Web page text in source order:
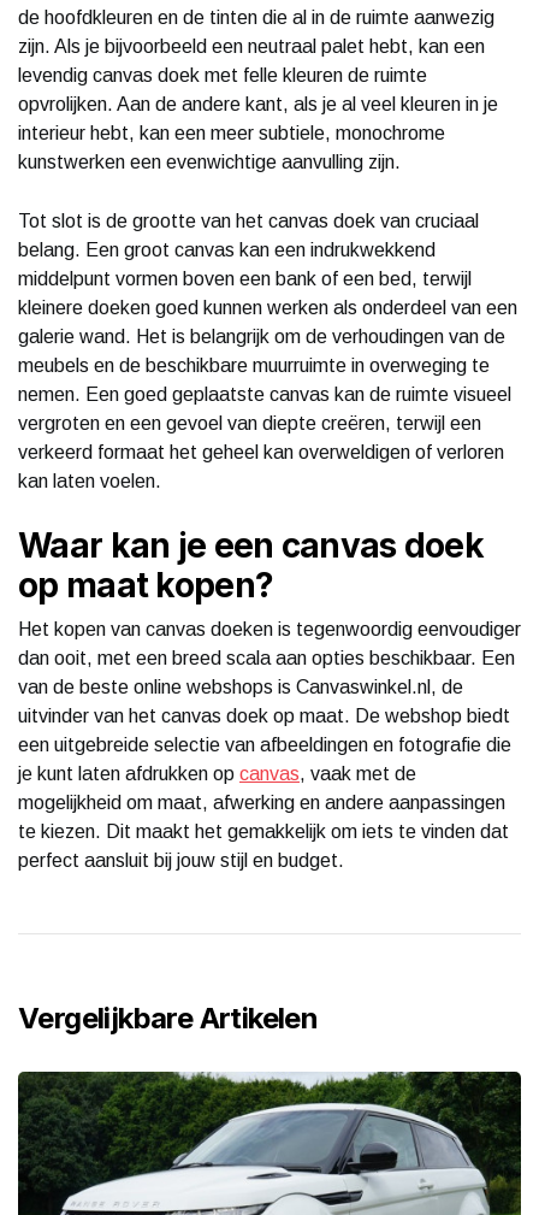
de hoofdkleuren en de tinten die al in de ruimte aanwezig
zijn. Als je bijvoorbeeld een neutraal palet hebt, kan een
levendig canvas doek met felle kleuren de ruimte
opvrolijken. Aan de andere kant, als je al veel kleuren in je
interieur hebt, kan een meer subtiele, monochrome
kunstwerken een evenwichtige aanvulling zijn.
Tot slot is de grootte van het canvas doek van cruciaal
belang. Een groot canvas kan een indrukwekkend
middelpunt vormen boven een bank of een bed, terwijl
kleinere doeken goed kunnen werken als onderdeel van een
galerie wand. Het is belangrijk om de verhoudingen van de
meubels en de beschikbare muurruimte in overweging te
nemen. Een goed geplaatste canvas kan de ruimte visueel
vergroten en een gevoel van diepte creëren, terwijl een
verkeerd formaat het geheel kan overweldigen of verloren
kan laten voelen.
Waar kan je een canvas doek
op maat kopen?
Het kopen van canvas doeken is tegenwoordig eenvoudiger
dan ooit, met een breed scala aan opties beschikbaar. Een
van de beste online webshops is Canvaswinkel.nl, de
uitvinder van het canvas doek op maat. De webshop biedt
een uitgebreide selectie van afbeeldingen en fotografie die
je kunt laten afdrukken op canvas, vaak met de
mogelijkheid om maat, afwerking en andere aanpassingen
te kiezen. Dit maakt het gemakkelijk om iets te vinden dat
perfect aansluit bij jouw stijl en budget.
Vergelijkbare Artikelen